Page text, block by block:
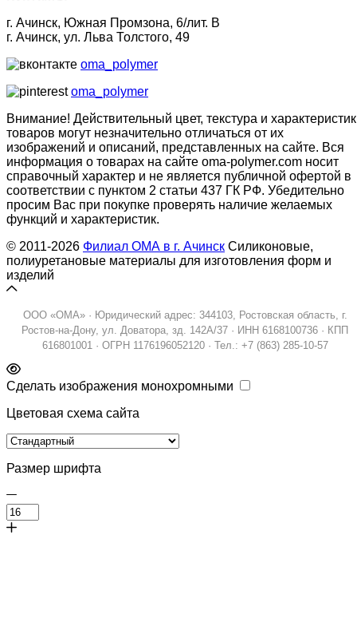
г. Ачинск, Южная Промзона, 6/лит. В
г. Ачинск, ул. Льва Толстого, 49
oma_polymer
oma_polymer
Внимание! Действительный цвет, текстура и
товаров могут незначительно отличаться от их
изображений и описаний, представленных на сайте. Вся
информация о товарах на сайте oma-polymer.com носит
справочный характер и не является публичной офертой в
соответствии с пунктом 2 статьи 437 ГК РФ. Убедительно
просим Вас при покупке проверять наличие желаемых
функций и характеристик.
© 2011-2026 Филиал ОМА в г. Ачинск Силиконовые,
полиуретановые материалы для изготовления форм и
изделий
ООО «ОМА» · Юридический адрес: 344103, Ростовская область, г.
Ростов-на-Дону, ул. Доватора, зд. 142А/37 · ИНН 6168100736 · КПП
616801001 · ОГРН 1176196052120 · Тел.: +7 (863) 285-10-57
Сделать изображения монохромными
Цветовая схема сайта
Размер шрифта